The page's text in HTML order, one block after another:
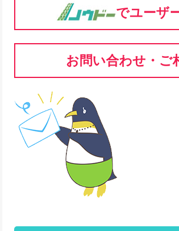
でユーザ
お問い合わせ・ご